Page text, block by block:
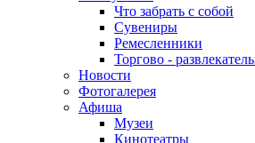
Что забрать с собой
Сувениры
Ремесленники
Торгово -
Новости
Фотогалерея
Афиша
Музеи
Кинотеатры